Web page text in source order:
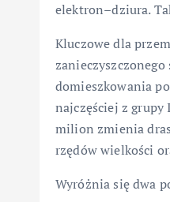
elektron–dziura.
Kluczowe dla
domieszkowania
najczęściej z grupy
milion zmienia
rzędów wielkości
Wyróżnia się dwa